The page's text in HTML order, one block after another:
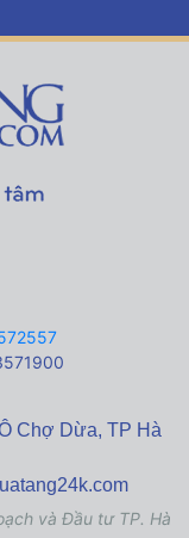
Chợ Dừa, TP Hà
và Đầu tư TP. Hà